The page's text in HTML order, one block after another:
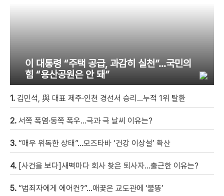
이 대통령 “주택 공급, 과감히 실천”…국민의
힘 “용산공원은 안 돼”
1. 김민석, 與 대표 제주·인천 경선서 승리…누적 1위 탈환
2. 서쪽 폭염·동쪽 폭우…극과 극 날씨 이유는?
3. “매우 위독한 상태”…모즈타바 ‘건강 이상설’ 확산
4. [사건을 보다]새벽마다 회사 찾은 퇴사자…출근한 이유는?
5. “범죄자에게 에어컨?”…애꿎은 교도관에 ‘불똥’